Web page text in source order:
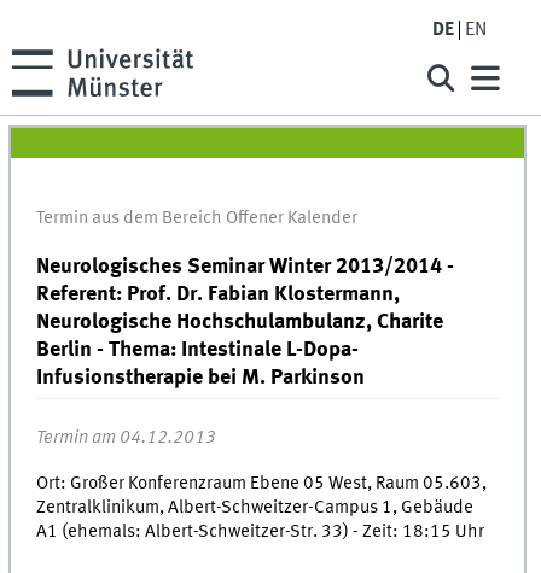
DE EN
Termin aus dem Bereich Offener Kalender
Neurologisches Seminar Winter 2013/2014 -
Referent: Prof. Dr. Fabian Klostermann,
Neurologische Hochschulambulanz, Charite
Berlin - Thema: Intestinale L-Dopa-
Infusionstherapie bei M. Parkinson
Termin am 04.12.2013
Ort: Großer Konferenzraum Ebene 05 West, Raum 05.603,
Zentralklinikum, Albert-Schweitzer-Campus 1, Gebäude
A1 (ehemals: Albert-Schweitzer-Str. 33) - Zeit: 18:15 Uhr